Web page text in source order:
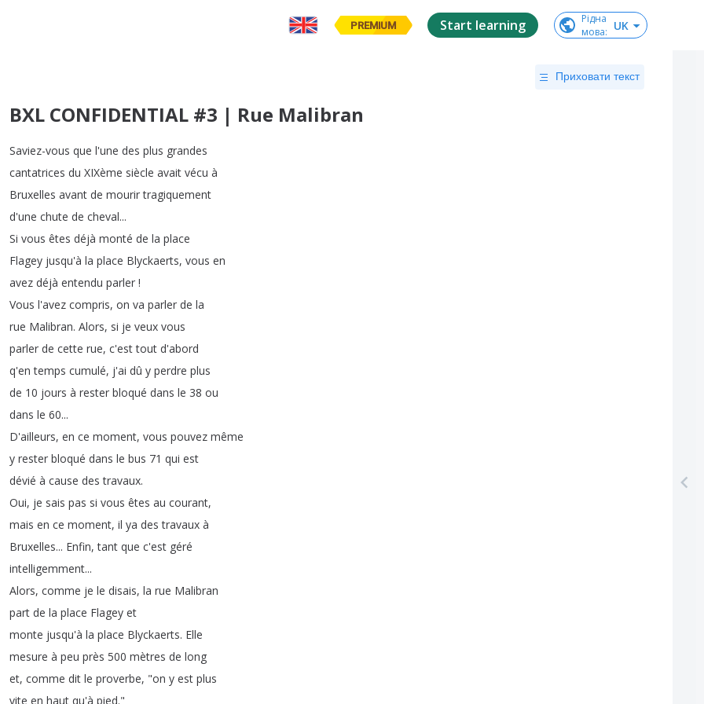
PREMIUM Start learning
Рідна
мова: UK
Приховати текст
BXL CONFIDENTIAL #3 | Rue Malibran
Saviez-vous que l'une des plus grandes
cantatrices du XIXème siècle avait vécu à
Bruxelles avant de mourir tragiquement
d'une chute de cheval...
Si vous êtes déjà monté de la place
Flagey jusqu'à la place Blyckaerts, vous en
avez déjà entendu parler !
Vous l'avez compris, on va parler de la
rue Malibran. Alors, si je veux vous
parler de cette rue, c'est tout d'abord
q'en temps cumulé, j'ai dû y perdre plus
de 10 jours à rester bloqué dans le 38 ou
dans le 60...
D'ailleurs, en ce moment, vous pouvez même
y rester bloqué dans le bus 71 qui est
dévié à cause des travaux.
Oui, je sais pas si vous êtes au courant,
mais en ce moment, il ya des travaux à
Bruxelles... Enfin,tant que c'est géré
intelligemment...
Alors, comme je le disais, la rue Malibran
part de la place Flagey et
monte jusqu'à la place Blyckaerts. Elle
mesure à peu près 500 mètres de long
et, comme dit le proverbe, "on y est plus
vite en haut qu'à pied."